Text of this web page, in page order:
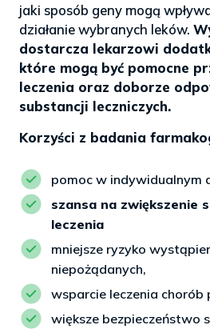
jaki sposób geny mogą
działanie wybranych leków.
dostarcza lekarzowi
które mogą być pomocne
leczenia oraz doborze
substancji leczniczych.
Korzyści z badania
pomoc w indywidualnym
szansa na zwiększenie
leczenia
mniejsze ryzyko
niepożądanych,
wsparcie leczenia chorób
większe bezpieczeństwo